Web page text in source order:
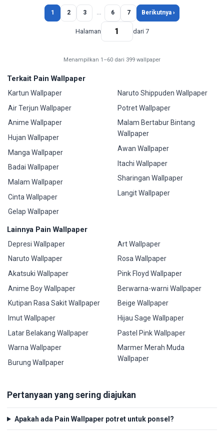
1 2 3 … 6 7 Berikutnya ›
Halaman dari 7
Menampilkan 1–60 dari 399 wallpaper
Terkait Pain Wallpaper
Kartun Wallpaper
Air Terjun Wallpaper
Anime Wallpaper
Hujan Wallpaper
Manga Wallpaper
Badai Wallpaper
Malam Wallpaper
Cinta Wallpaper
Gelap Wallpaper
Naruto Shippuden Wallpaper
Potret Wallpaper
Malam Bertabur Bintang
Wallpaper
Awan Wallpaper
Itachi Wallpaper
Sharingan Wallpaper
Langit Wallpaper
Lainnya Pain Wallpaper
Depresi Wallpaper
Naruto Wallpaper
Akatsuki Wallpaper
Anime Boy Wallpaper
Kutipan Rasa Sakit Wallpaper
Imut Wallpaper
Latar Belakang Wallpaper
Warna Wallpaper
Burung Wallpaper
Art Wallpaper
Rosa Wallpaper
Pink Floyd Wallpaper
Berwarna-warni Wallpaper
Beige Wallpaper
Hijau Sage Wallpaper
Pastel Pink Wallpaper
Marmer Merah Muda
Wallpaper
Pertanyaan yang sering diajukan
Apakah ada Pain Wallpaper potret untuk ponsel?